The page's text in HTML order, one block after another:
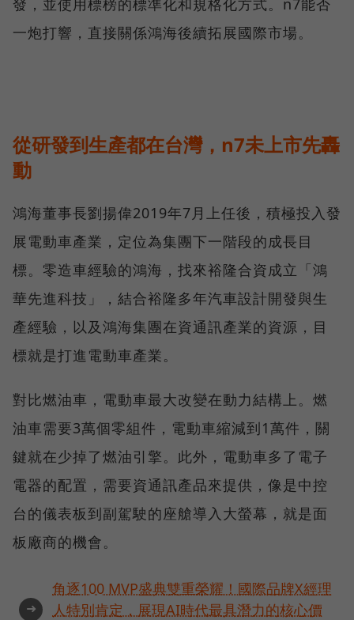
一炮打響，直接關係鴻海後續拓展國際市場。
從研發到生產都在台灣，n7未上市先轟
動
鴻海董事長劉揚偉2019年7月上任後，積極投入發
展電動車產業，定位為集團下一階段的成長目
標。零造車經驗的鴻海，找來裕隆合資成立「鴻
華先進科技」，結合裕隆多年汽車設計開發與生
產經驗，以及鴻海集團在資通訊產業的資源，目
標就是打進電動車產業。
對比燃油車，電動車最大改變在動力結構上。燃
油車需要3萬個零組件，電動車縮減到1萬件，關
鍵就在少掉了燃油引擎。此外，電動車多了電子
電器的配置，需要資通訊產品來提供，像是中控
台的儀表板到副駕駛的座艙導入大螢幕，就是面
板廠商的機會。
➜
角逐100 MVP盛典雙重榮耀！國際品牌X經理
人特別肯定，展現AI時代最具潛力的核心價